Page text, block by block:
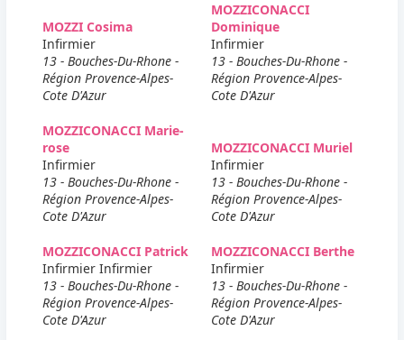
MOZZI Cosima
Infirmier
13 - Bouches-Du-Rhone -
Région Provence-Alpes-
Cote D'Azur
MOZZICONACCI
Dominique
Infirmier
13 - Bouches-Du-Rhone -
Région Provence-Alpes-
Cote D'Azur
MOZZICONACCI Marie-
rose
Infirmier
13 - Bouches-Du-Rhone -
Région Provence-Alpes-
Cote D'Azur
MOZZICONACCI Muriel
Infirmier
13 - Bouches-Du-Rhone -
Région Provence-Alpes-
Cote D'Azur
MOZZICONACCI Patrick
Infirmier Infirmier
13 - Bouches-Du-Rhone -
Région Provence-Alpes-
Cote D'Azur
MOZZICONACCI Berthe
Infirmier
13 - Bouches-Du-Rhone -
Région Provence-Alpes-
Cote D'Azur